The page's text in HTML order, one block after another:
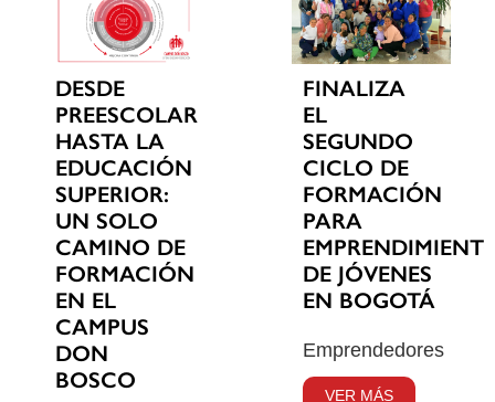
DESDE
PREESCOLAR
HASTA LA
EDUCACIÓN
SUPERIOR:
UN SOLO
CAMINO DE
FORMACIÓN
EN EL
CAMPUS
DON
BOSCO
FINALIZA
EL
SEGUNDO
CICLO DE
FORMACIÓN
PARA
DE JÓVENES
EN BOGOTÁ
Emprendedores
VER MÁS